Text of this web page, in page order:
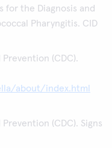
for the Diagnosis and
Pharyngitis. CID
(CDC).
about/index.html
(CDC). Signs